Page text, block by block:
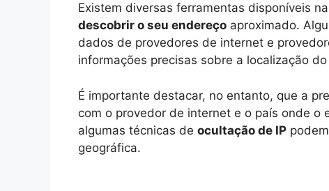
Existem diversas ferramentas disponíveis
descobrir o seu endereço aproximado.
dados de provedores de internet e
informações precisas sobre a localização do
É importante destacar, no entanto, que a
com o provedor de internet e o país onde o
algumas técnicas de ocultação de IP
geográfica.